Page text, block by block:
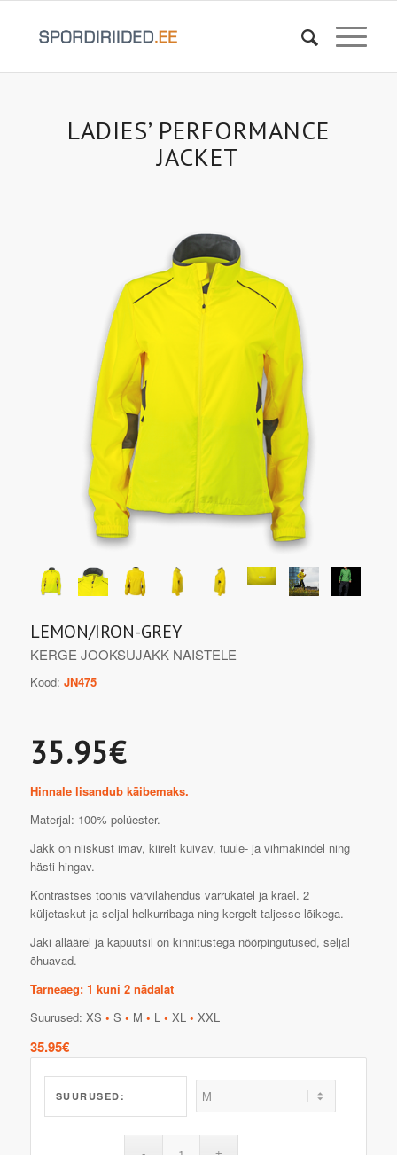
LADIES’ PERFORMANCE
JACKET
LEMON/IRON-GREY
KERGE JOOKSUJAKK NAISTELE
Kood: JN475
35.95€
Hinnale lisandub käibemaks.
Materjal: 100% polüester.
Jakk on niiskust imav, kiirelt kuivav, tuule- ja vihmakindel ning
hästi hingav.
Kontrastses toonis värvilahendus varrukatel ja krael. 2
küljetaskut ja seljal helkurribaga ning kergelt taljesse lõikega.
Jaki alläärel ja kapuutsil on kinnitustega nöörpingutused, seljal
õhuavad.
Tarneaeg: 1 kuni 2 nädalat
Suurused: XS • S • M • L • XL • XXL
35.95€
SUURUSED: